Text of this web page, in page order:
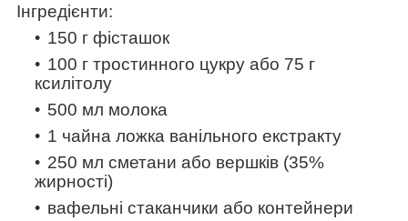
Інгредієнти:
150 г фісташок
100 г тростинного цукру або 75 г
ксилітолу
500 мл молока
1 чайна ложка ванільного екстракту
250 мл сметани або вершків (35%
жирності)
вафельні стаканчики або контейнери